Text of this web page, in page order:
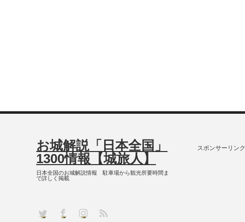
スポンサーリンク
お城解説「日本全国」
1300情報【城旅人】
日本全国のお城解説情報 駐車場から観光所要時間ま
で詳しく掲載
Twitter FacebookInstagram
RSS